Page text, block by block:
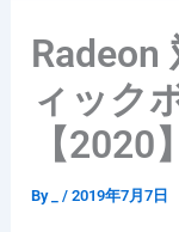
Radeon
ィック
【2020】
By _/2019年7月7日